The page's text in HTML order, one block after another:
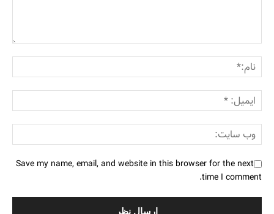
Save my name, email, and website in this browser for the next
time I comment.